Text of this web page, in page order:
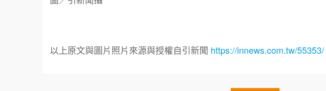
以上原文與圖片照片來源與授權自引新聞 https://innews.com.tw/55353/